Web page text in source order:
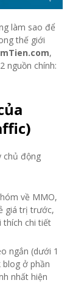
làm sao để
thế giới
,
nguồn chính:
chủ động
về MMO,
giá trị trước,
thích chi tiết
ngắn (dưới 1
ở phần
nhất hiện